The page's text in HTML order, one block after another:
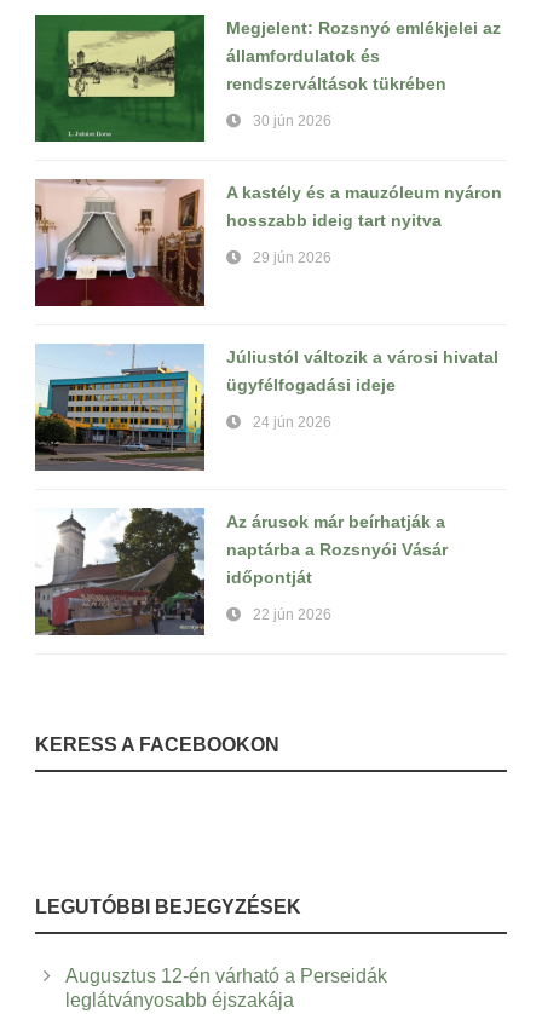
Megjelent: Rozsnyó emlékjelei az
államfordulatok és
rendszerváltások tükrében
30 jún 2026
A kastély és a mauzóleum nyáron
hosszabb ideig tart nyitva
29 jún 2026
Júliustól változik a városi hivatal
ügyfélfogadási ideje
24 jún 2026
Az árusok már beírhatják a
naptárba a Rozsnyói Vásár
időpontját
22 jún 2026
KERESS A FACEBOOKON
LEGUTÓBBI BEJEGYZÉSEK
Augusztus 12-én várható a Perseidák
leglátványosabb éjszakája